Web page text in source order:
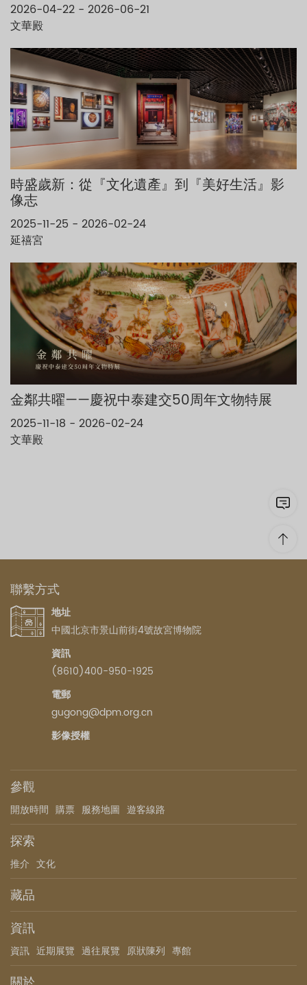
2026-04-22 - 2026-06-21
文華殿
時盛歲新：從『文化遺產』到『美好生活』影
像志
2025-11-25 - 2026-02-24
延禧宮
金鄰共曜——慶祝中泰建交50周年文物特展
2025-11-18 - 2026-02-24
文華殿
聯繫方式
地址
中國北京市景山前街4號故宮博物院
資訊
(8610)400-950-1925
電郵
gugong@dpm.org.cn
影像授權
參觀
開放時間 購票 服務地圖 遊客線路
探索
推介 文化
藏品
資訊
資訊 近期展覽 過往展覽 原狀陳列 專館